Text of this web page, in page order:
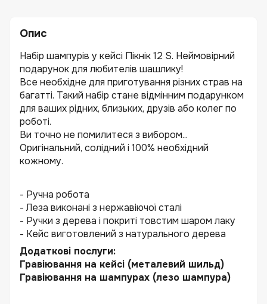
Опис
Набір шампурів у кейсі Пікнік 12 S. Неймовірний
подарунок для любителів шашлику!
Все необхідне для приготування різних страв на
багатті. Такий набір стане відмінним подарунком
для ваших рідних, близьких, друзів або колег по
роботі.
Ви точно не помилитеся з вибором...
Оригінальний, солідний і 100% необхідний
кожному.
- Ручна робота
- Леза виконані з нержавіючої сталі
- Ручки з дерева і покриті товстим шаром лаку
- Кейс виготовлений з натурального дерева
Додаткові послуги:
Гравіювання на кейсі (металевий шильд)
Гравіювання на шампурах (лезо шампура)